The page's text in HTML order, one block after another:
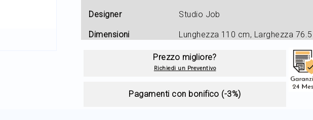
Designer Studio Job
Dimensioni Lunghezza 110 cm, Larghezza
Prezzo migliore?
Richiedi un Preventivo
Pagamenti con bonifico (-3%)